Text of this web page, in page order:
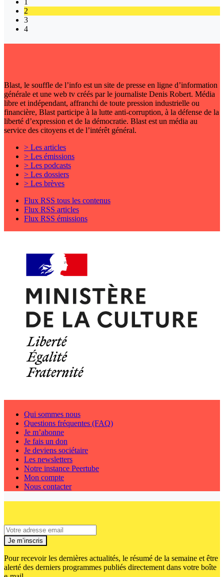
1
2
3
4
Blast, le souffle de l’info est un site de presse en ligne d’information
générale et une web tv créés par le journaliste Denis Robert. Média
libre et indépendant, affranchi de toute pression industrielle ou
financière, Blast participe à la lutte anti-corruption, à la défense de la
liberté d’expression et de la démocratie. Blast est un média au
service des citoyens et de l’intérêt général.
> Les articles
> Les émissions
> Les podcasts
> Les dossiers
> Les brèves
Flux RSS tous les contenus
Flux RSS articles
Flux RSS émissions
Qui sommes nous
Questions fréquentes (FAQ)
Je m’abonne
Je fais un don
Je deviens sociétaire
Les newsletters
Notre instance Peertube
Mon compte
Nous contacter
Je m’inscris
Pour recevoir les dernières actualités, le résumé de la semaine et être
alerté des derniers programmes publiés directement dans votre boîte